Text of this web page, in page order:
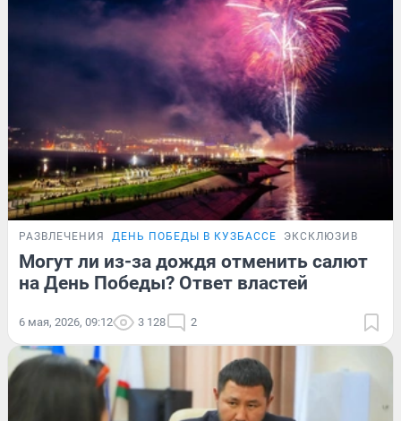
РАЗВЛЕЧЕНИЯ ДЕНЬ ПОБЕДЫ В КУЗБАССЕ ЭКСКЛЮЗИВ
Могут ли из-за дождя отменить салют
на День Победы? Ответ властей
6 мая, 2026, 09:12 3 128 2